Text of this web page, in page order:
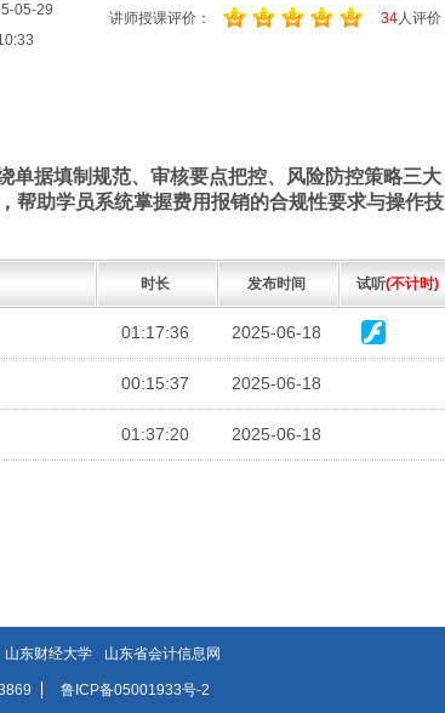
05-29
讲师授课评价： 34人评价
单据填制规范、审核要点把控、风险防控策略三大
帮助学员系统掌握费用报销的合规性要求与操作技
时长 发布时间 试听(不计时)
01:17:36 2025-06-18
00:15:37 2025-06-18
01:37:20 2025-06-18
山东财经大学 山东省会计信息网
鲁ICP备05001933号-2